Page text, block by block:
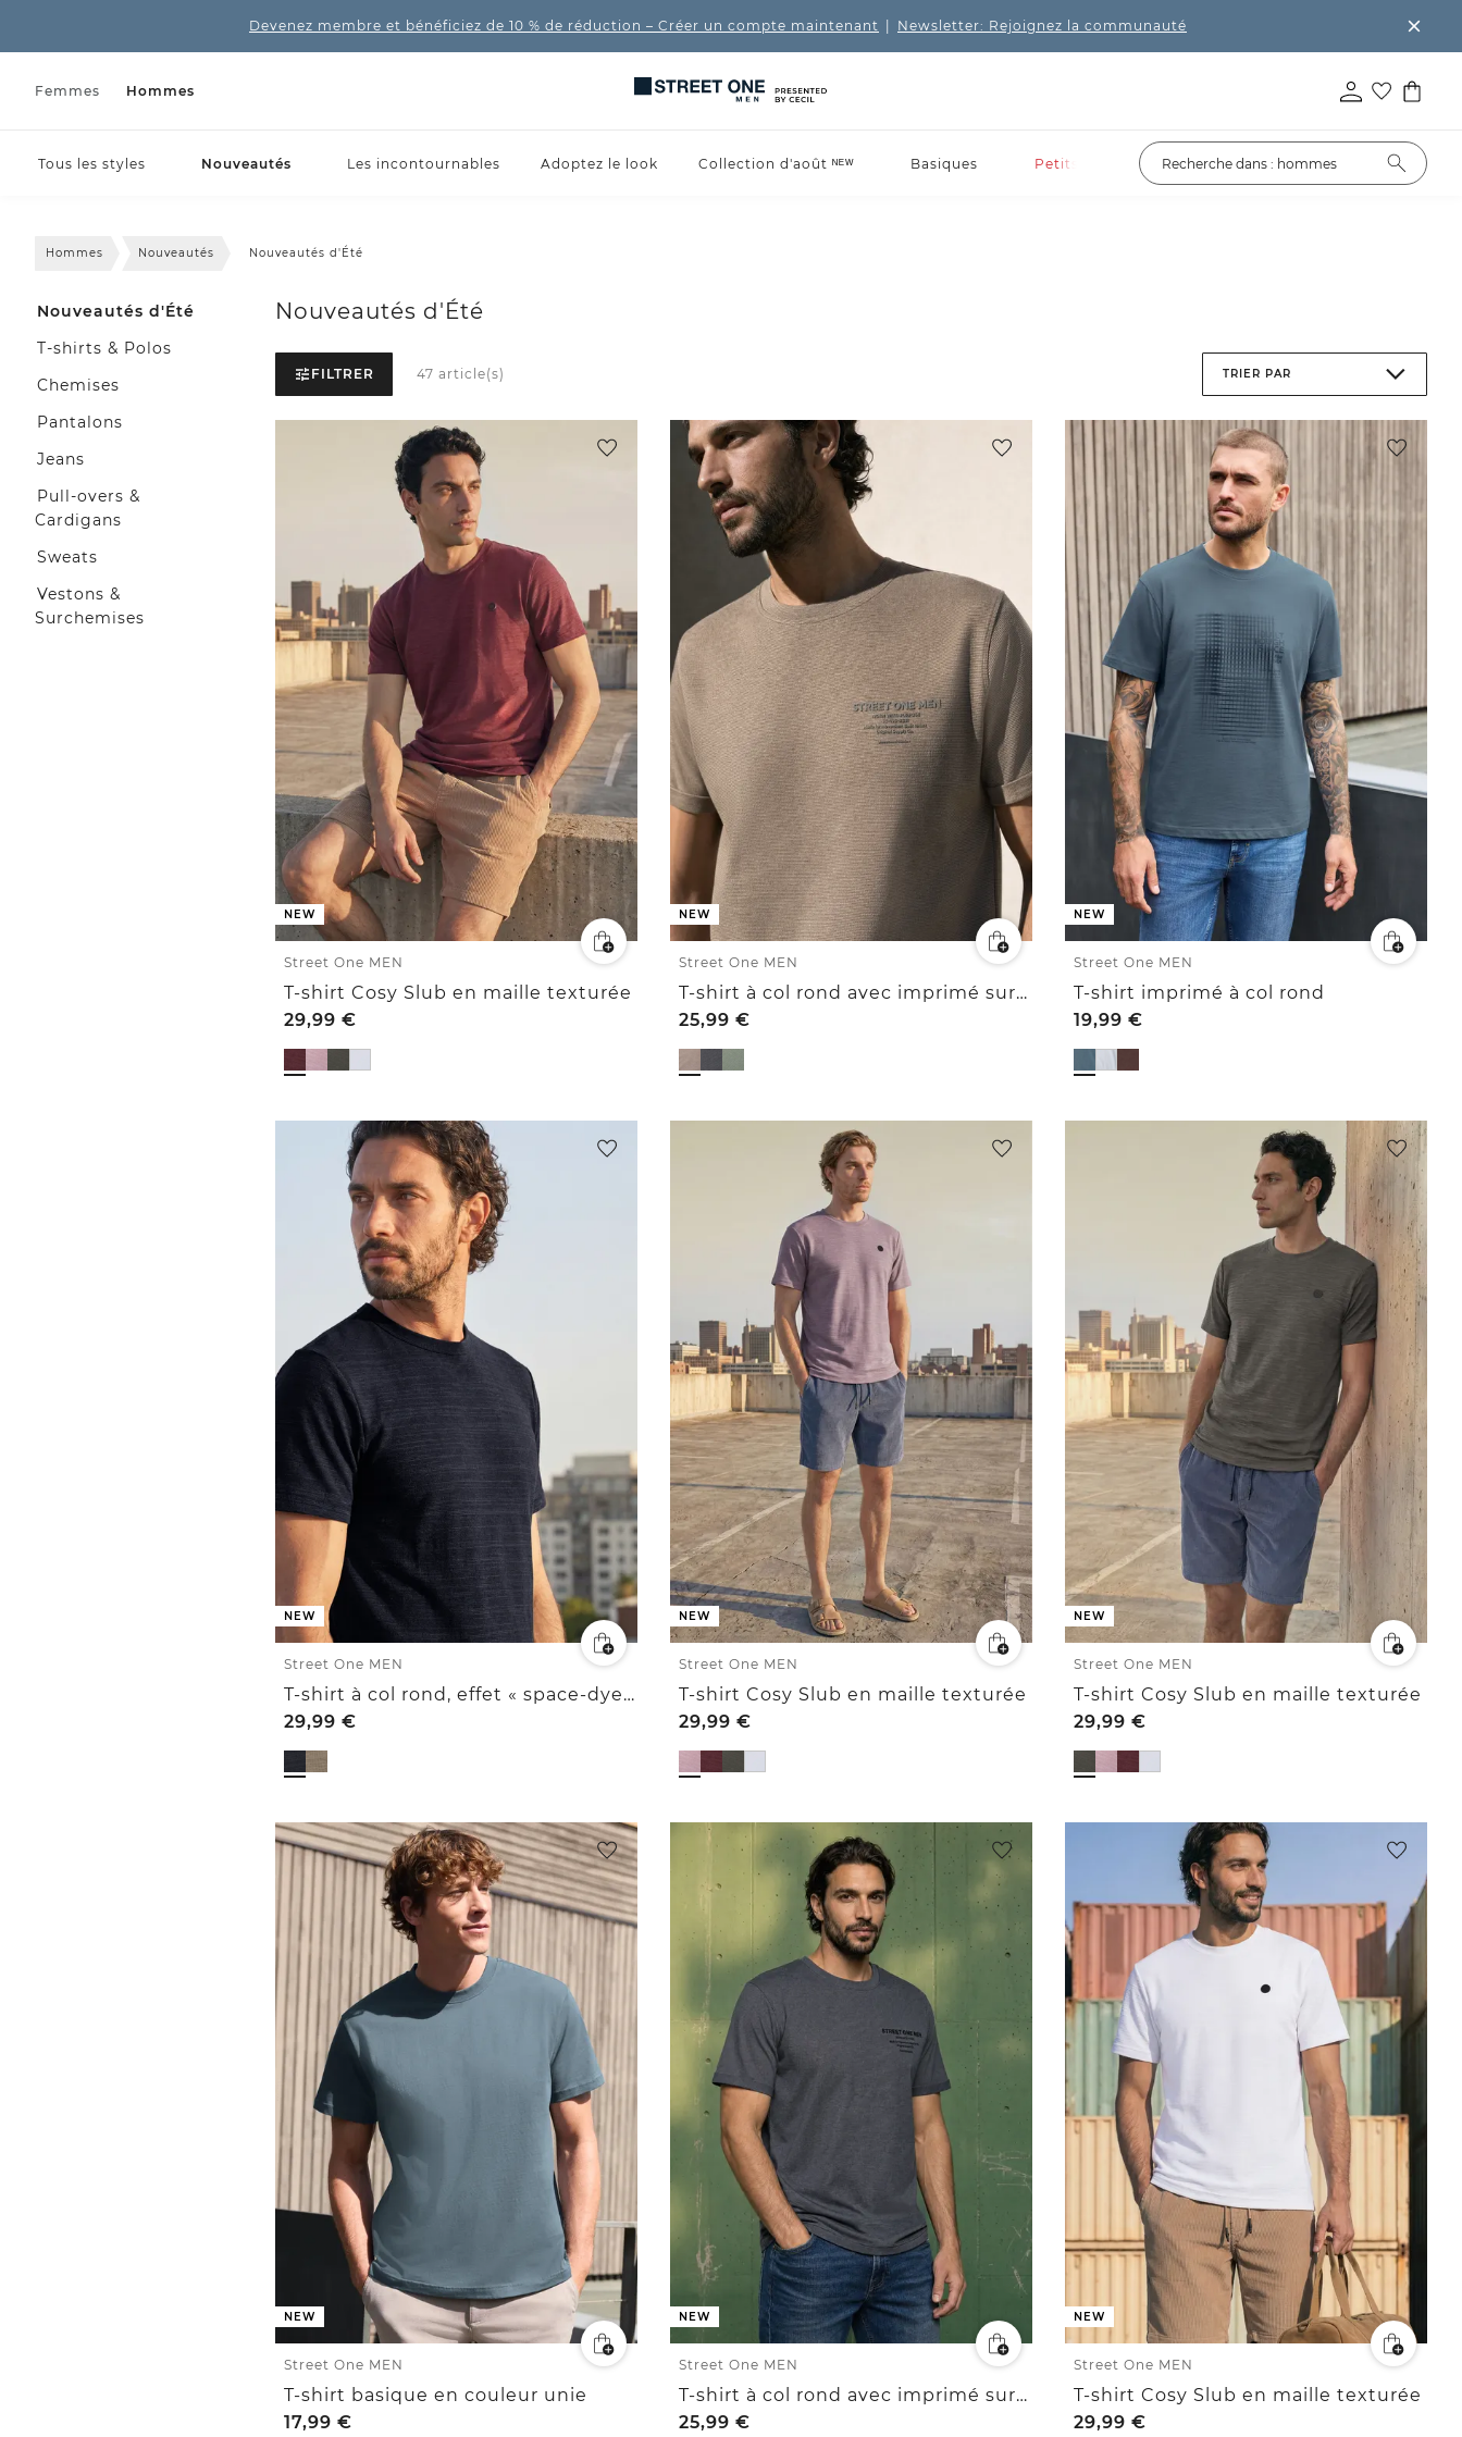
Devenez membre et bénéficiez de 10 % de réduction – Créer un compte maintenant Newsletter: Rejoignez la communauté
Femmes Hommes
Tous les styles Nouveautés Les incontournables Adoptez le look Collection d'août ᴺᴱᵂ Basiques Petits prix
Hommes Nouveautés Nouveautés d'Été
Nouveautés d'Été
T-shirts & Polos
Chemises
Pantalons
Jeans
Pull-overs &
Cardigans
Sweats
Vestons &
Surchemises
Nouveautés d'Été
FILTRER 47 article(s) TRIER PAR
NEW
Street One MEN
T-shirt Cosy Slub en maille texturée
29,99€
NEW
Street One MEN
T-shirt à col rond avec imprimé sur la poitrine
25,99€
NEW
Street One MEN
T-shirt imprimé à col rond
19,99€
NEW
Street One MEN
T-shirt à col rond, effet « space-dye »
29,99€
NEW
Street One MEN
T-shirt Cosy Slub en maille texturée
29,99€
NEW
Street One MEN
T-shirt Cosy Slub en maille texturée
29,99€
NEW
Street One MEN
T-shirt basique en couleur unie
17,99€
NEW
Street One MEN
T-shirt à col rond avec imprimé sur la poitrine
25,99€
NEW
Street One MEN
T-shirt Cosy Slub en maille texturée
29,99€